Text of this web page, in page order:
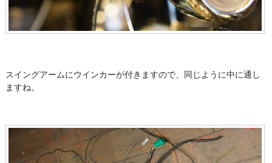
スイングアームにウインカーが付きますので、同じように中に通し
ますね。